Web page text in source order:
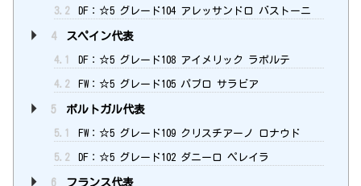
3.2 DF：☆5 グレード104 アレッサンドロ バストーニ
4 スペイン代表
4.1 DF：☆5 グレード108 アイメリック ラポルテ
4.2 FW：☆5 グレード105 パブロ サラビア
5 ポルトガル代表
5.1 FW：☆5 グレード109 クリスチアーノ ロナウド
5.2 DF：☆5 グレード102 ダニーロ ペレイラ
6 フランス代表